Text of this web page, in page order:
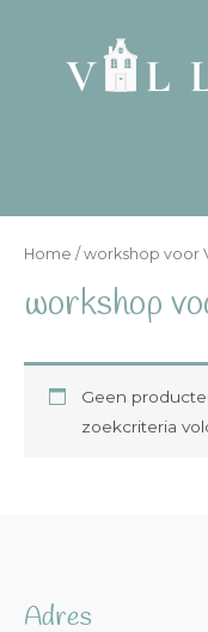
Home / workshop voor
workshop
Geen
zoekcriteria
Adres